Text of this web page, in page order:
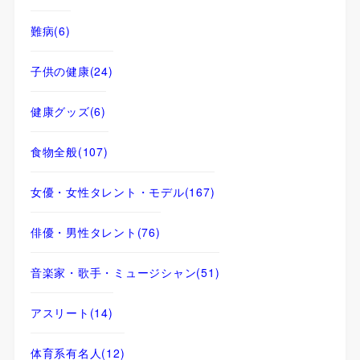
難病(6)
子供の健康(24)
健康グッズ(6)
食物全般(107)
女優・女性タレント・モデル(167)
俳優・男性タレント (76)
音楽家・歌手・ミュージシャン(51)
アスリート (14)
体育系有名人(12)